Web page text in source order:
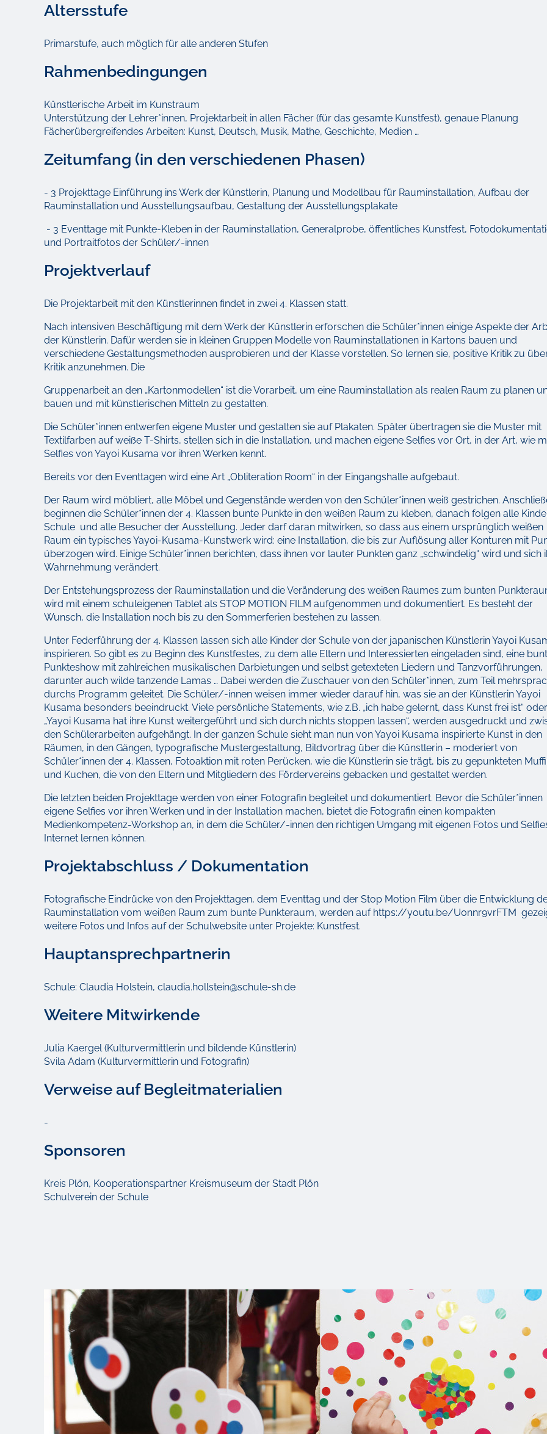
Altersstufe
Primarstufe, auch möglich für alle anderen Stufen
Rahmenbedingungen
Künstlerische Arbeit im Kunstraum
Unterstützung der Lehrer*innen, Projektarbeit in allen Fächer (für das gesamte Kunstfest), genaue Planung
Fächerübergreifendes Arbeiten: Kunst, Deutsch, Musik, Mathe, Geschichte, Medien …
Zeitumfang (in den verschiedenen Phasen)
- 3 Projekttage Einführung ins Werk der Künstlerin, Planung und Modellbau für Rauminstallation, Aufbau der
Rauminstallation und Ausstellungsaufbau, Gestaltung der Ausstellungsplakate
- 3 Eventtage mit Punkte-Kleben in der Rauminstallation, Generalprobe, öffentliches Kunstfest,
und Portraitfotos der Schüler/-innen
Projektverlauf
Die Projektarbeit mit den Künstlerinnen findet in zwei 4. Klassen statt.
Nach intensiven Beschäftigung mit dem Werk der Künstlerin erforschen die Schüler*innen einige Aspekte der
der Künstlerin. Dafür werden sie in kleinen Gruppen Modelle von Rauminstallationen in Kartons bauen und
verschiedene Gestaltungsmethoden ausprobieren und der Klasse vorstellen. So lernen sie, positive Kritik zu
Kritik anzunehmen. Die
Gruppenarbeit an den „Kartonmodellen“ ist die Vorarbeit, um eine Rauminstallation als realen Raum zu planen
bauen und mit künstlerischen Mitteln zu gestalten.
Die Schüler*innen entwerfen eigene Muster und gestalten sie auf Plakaten. Später übertragen sie die Muster mit
Textilfarben auf weiße T-Shirts, stellen sich in die Installation, und machen eigene Selfies vor Ort, in der Art, wie
Selfies von Yayoi Kusama vor ihren Werken kennt.
Bereits vor den Eventtagen wird eine Art „Obliteration Room“ in der Eingangshalle aufgebaut.
Der Raum wird möbliert, alle Möbel und Gegenstände werden von den Schüler*innen weiß gestrichen.
beginnen die Schüler*innen der 4. Klassen bunte Punkte in den weißen Raum zu kleben, danach folgen alle
Schule und alle Besucher der Ausstellung. Jeder darf daran mitwirken, so dass aus einem ursprünglich weißen
Raum ein typisches Yayoi-Kusama-Kunstwerk wird: eine Installation, die bis zur Auflösung aller Konturen mit
überzogen wird. Einige Schüler*innen berichten, dass ihnen vor lauter Punkten ganz „schwindelig“ wird und sich
Wahrnehmung verändert.
Der Entstehungsprozess der Rauminstallation und die Veränderung des weißen Raumes zum bunten
wird mit einem schuleigenen Tablet als STOP MOTION FILM aufgenommen und dokumentiert. Es besteht der
Wunsch, die Installation noch bis zu den Sommerferien bestehen zu lassen.
Unter Federführung der 4. Klassen lassen sich alle Kinder der Schule von der japanischen Künstlerin Yayoi
inspirieren. So gibt es zu Beginn des Kunstfestes, zu dem alle Eltern und Interessierten eingeladen sind, eine
Punkteshow mit zahlreichen musikalischen Darbietungen und selbst getexteten Liedern und Tanzvorführungen,
darunter auch wilde tanzende Lamas … Dabei werden die Zuschauer von den Schüler*innen, zum Teil
durchs Programm geleitet. Die Schüler/-innen weisen immer wieder darauf hin, was sie an der Künstlerin Yayoi
Kusama besonders beeindruckt. Viele persönliche Statements, wie z.B. „ich habe gelernt, dass Kunst frei ist“ oder
„Yayoi Kusama hat ihre Kunst weitergeführt und sich durch nichts stoppen lassen“, werden ausgedruckt und
den Schülerarbeiten aufgehängt. In der ganzen Schule sieht man nun von Yayoi Kusama inspirierte Kunst in den
Räumen, in den Gängen, typografische Mustergestaltung, Bildvortrag über die Künstlerin – moderiert von
Schüler*innen der 4. Klassen, Fotoaktion mit roten Perücken, wie die Künstlerin sie trägt, bis zu gepunkteten
und Kuchen, die von den Eltern und Mitgliedern des Fördervereins gebacken und gestaltet werden.
Die letzten beiden Projekttage werden von einer Fotografin begleitet und dokumentiert. Bevor die Schüler*innen
eigene Selfies vor ihren Werken und in der Installation machen, bietet die Fotografin einen kompakten
Medienkompetenz-Workshop an, in dem die Schüler/-innen den richtigen Umgang mit eigenen Fotos und
Internet lernen können.
Projektabschluss / Dokumentation
Fotografische Eindrücke von den Projekttagen, dem Eventtag und der Stop Motion Film über die Entwicklung
Rauminstallation vom weißen Raum zum bunte Punkteraum, werden auf https://youtu.be/U0nnr9vrFTM
weitere Fotos und Infos auf der Schulwebsite unter Projekte: Kunstfest.
Hauptansprechpartnerin
Schule: Claudia Holstein, claudia.hollstein@schule-sh.de
Weitere Mitwirkende
Julia Kaergel (Kulturvermittlerin und bildende Künstlerin)
Svila Adam (Kulturvermittlerin und Fotografin)
Verweise auf Begleitmaterialien
-
Sponsoren
Kreis Plön, Kooperationspartner Kreismuseum der Stadt Plön
Schulverein der Schule